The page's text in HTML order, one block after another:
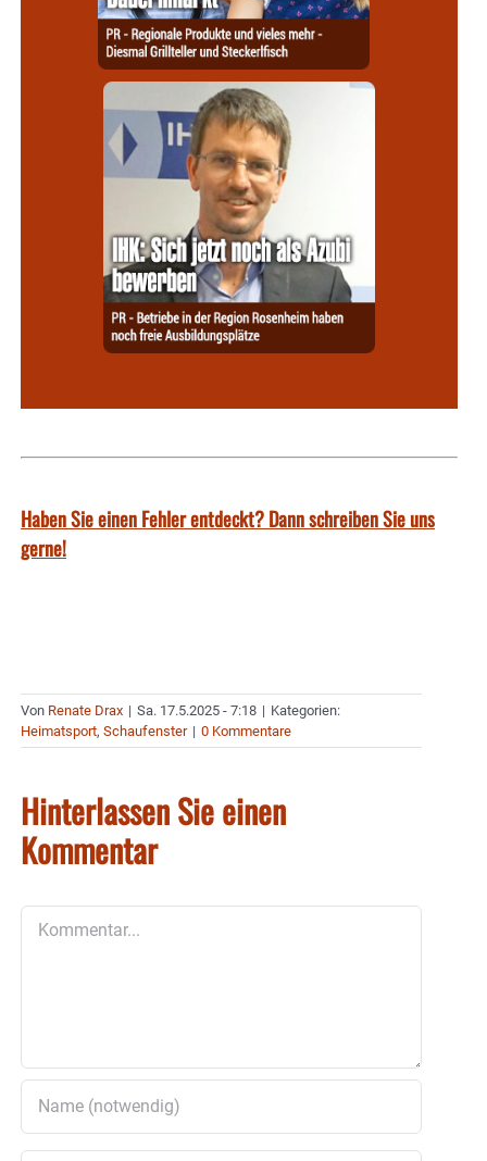
Haben Sie einen Fehler entdeckt? Dann schreiben Sie uns
gerne!
Von Renate Drax | Sa. 17.5.2025 - 7:18 | Kategorien:
Heimatsport, Schaufenster | 0 Kommentare
Hinterlassen Sie einen
Kommentar